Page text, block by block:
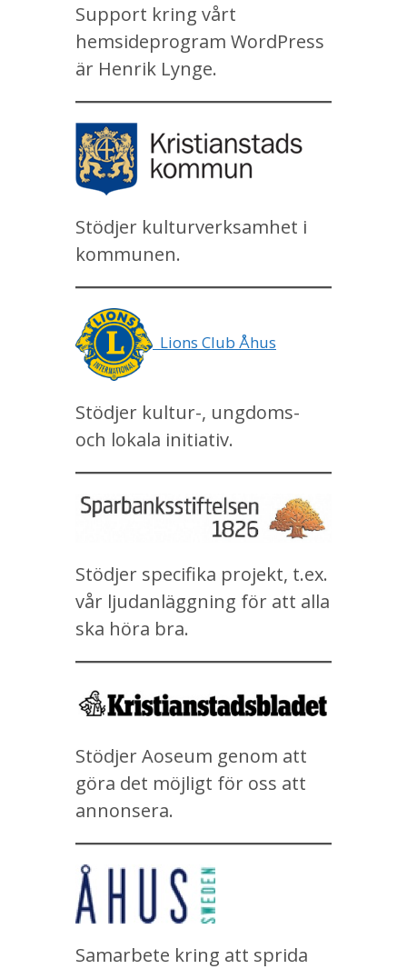
Support kring vårt
hemsideprogram WordPress
är Henrik Lynge.
Stödjer kulturverksamhet i
kommunen.
Lions Club Åhus
Stödjer kultur-, ungdoms-
och lokala initiativ.
Stödjer specifika projekt, t.ex.
vår ljudanläggning för att alla
ska höra bra.
Stödjer Aoseum genom att
göra det möjligt för oss att
annonsera.
Samarbete kring att sprida